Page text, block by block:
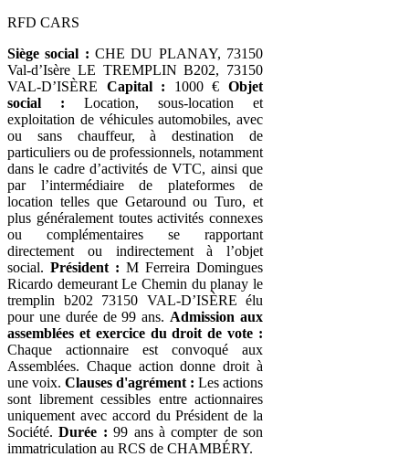
RFD CARS
Siège social : CHE DU PLANAY, 73150
Val-d’Isère LE TREMPLIN B202, 73150
VAL-D’ISÈRE Capital : 1000 €Objet
social : Location, sous-location et
exploitation de véhicules automobiles, avec
ou sans chauffeur, à destination de
particuliers ou de professionnels, notamment
dans le cadre d’activités de VTC, ainsi que
par l’intermédiaire de plateformes de
location telles que Getaround ou Turo, et
plus généralement toutes activités connexes
ou complémentaires se rapportant
directement ou indirectement à l’objet
social. Président : M Ferreira Domingues
Ricardo demeurant Le Chemin du planay le
tremplin b202 73150 VAL-D’ISÈRE élu
pour une durée de 99 ans. Admission aux
assemblées et exercice du droit de vote :
Chaque actionnaire est convoqué aux
Assemblées. Chaque action donne droit à
une voix. Clauses d'agrément : Les actions
sont librement cessibles entre actionnaires
uniquement avec accord du Président de la
Société.Durée : 99 ans à compter de son
immatriculation au RCS de CHAMBÉRY.